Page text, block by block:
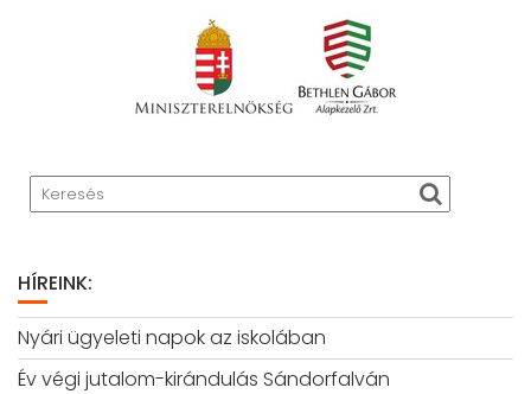
HÍREINK:
Nyári ügyeleti napok az iskolában
Év végi jutalom-kirándulás Sándorfalván